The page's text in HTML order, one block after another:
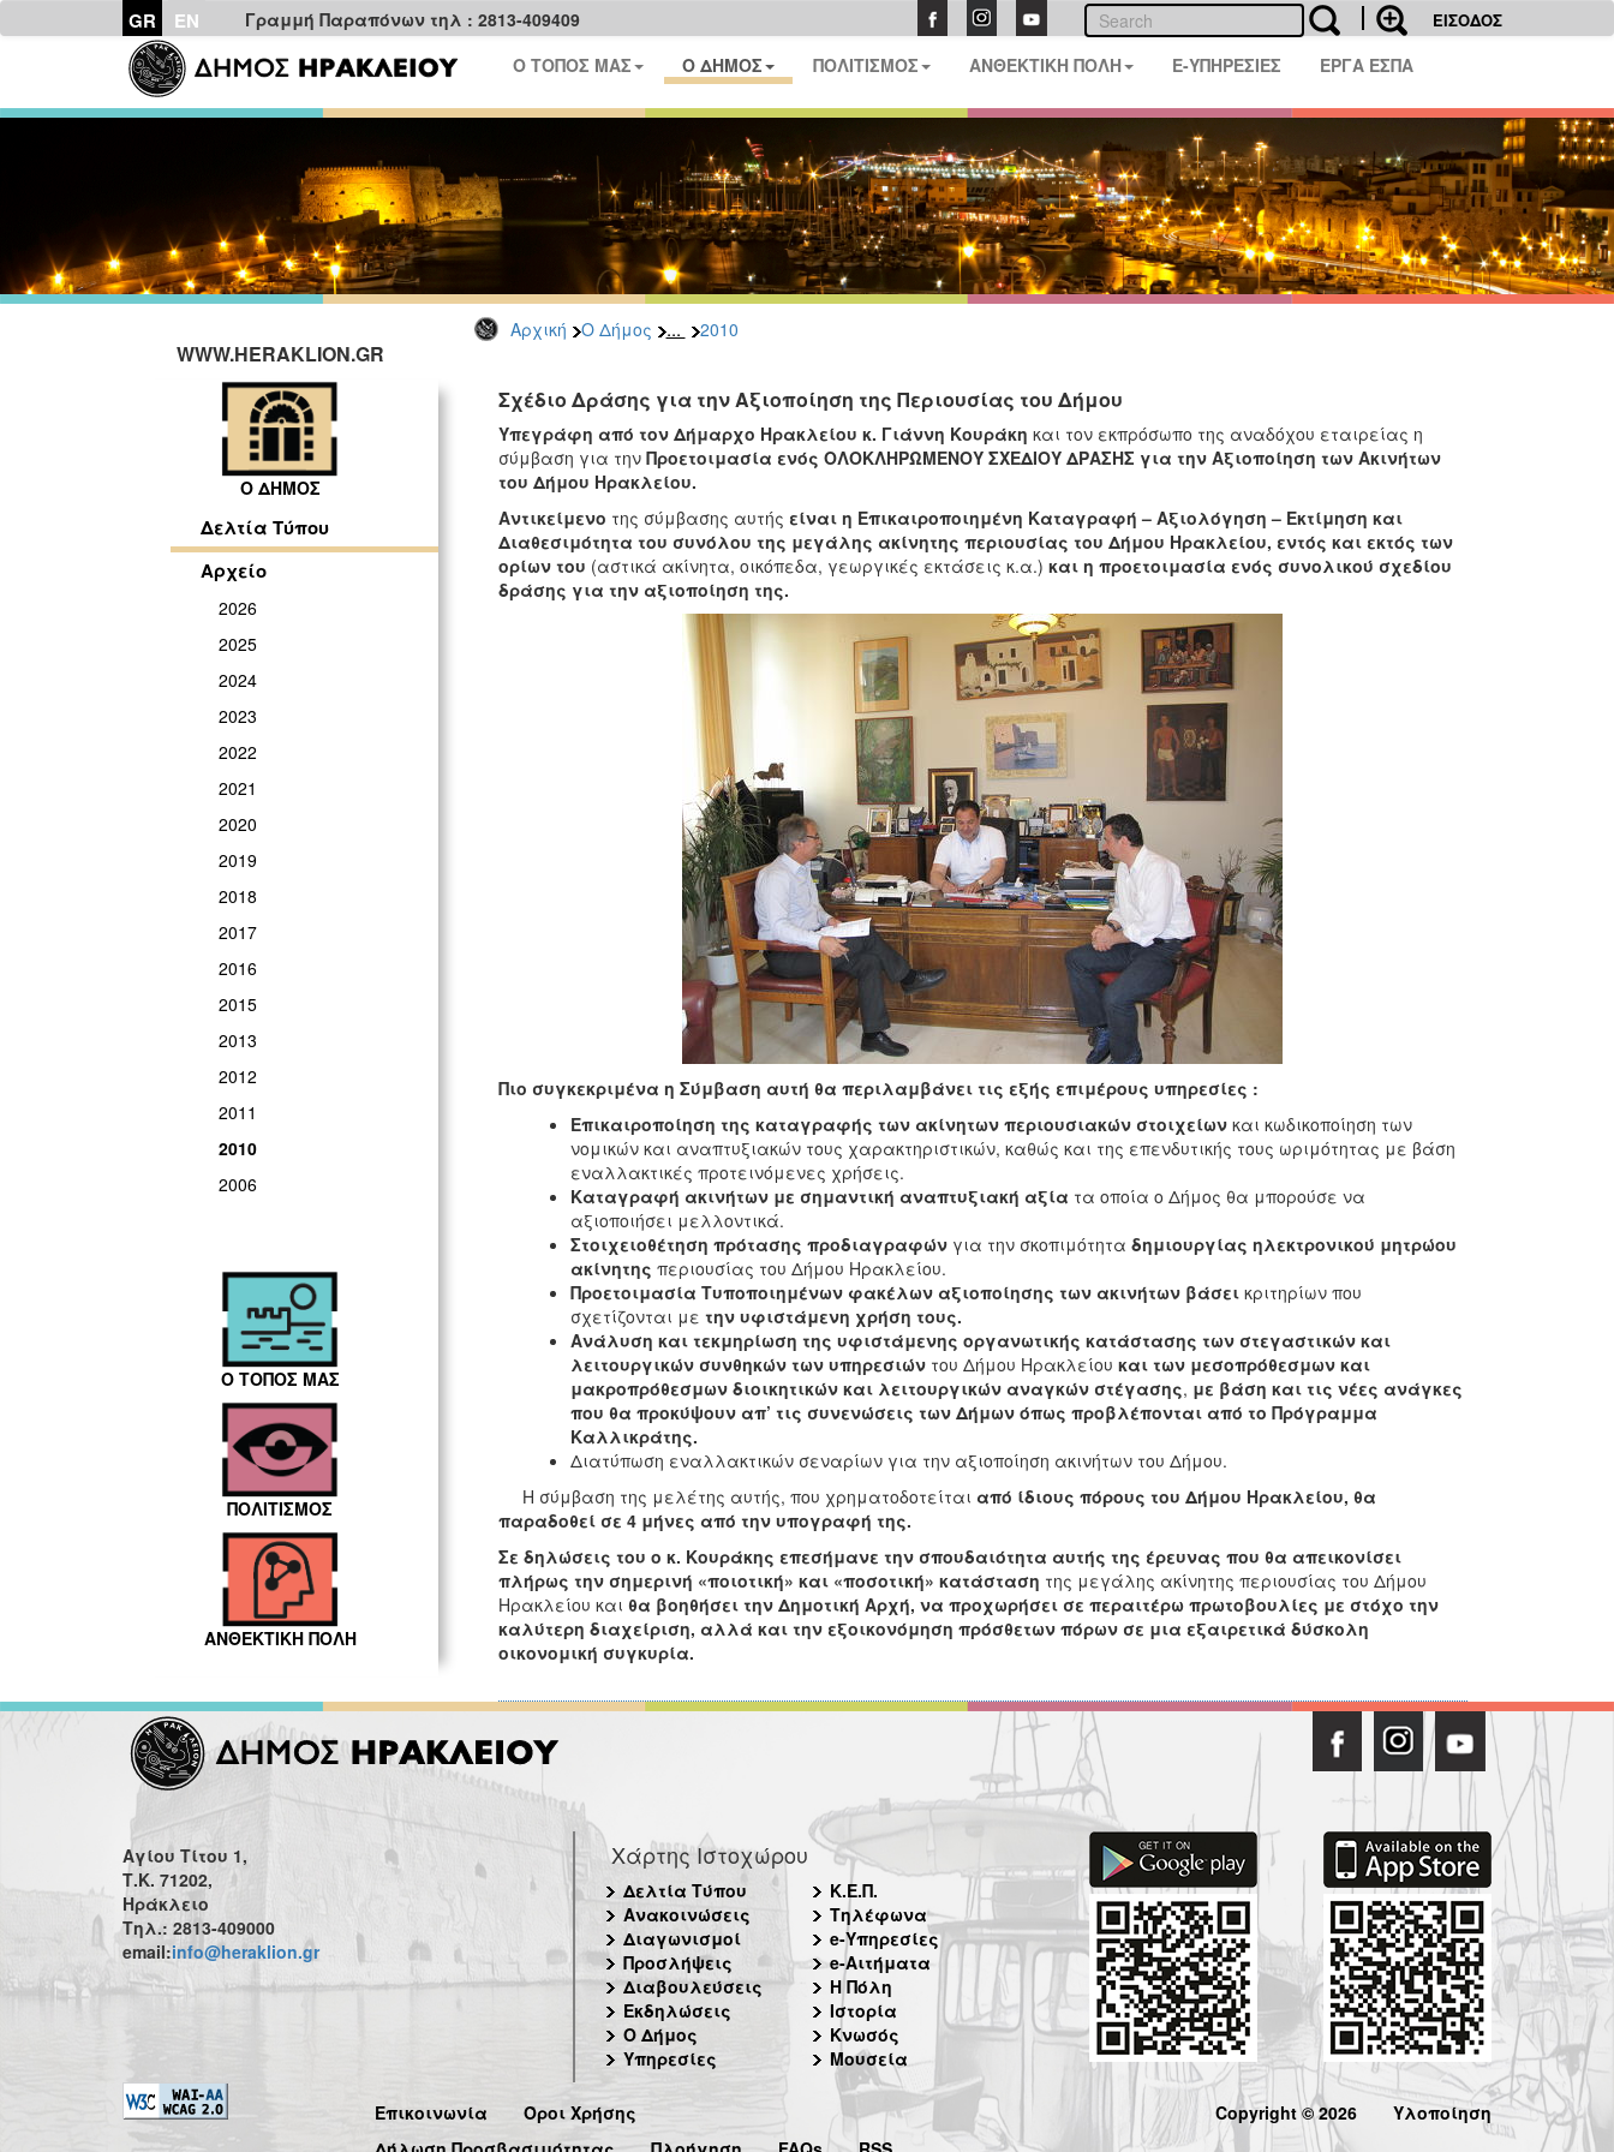
GR EN Γραμμή Παραπόνων τηλ : 2813-409409 ΕΙΣΟΔΟΣ
Ο ΤΟΠΟΣ ΜΑΣ Ο ΔΗΜΟΣ ΠΟΛΙΤΙΣΜΟΣ ΑΝΘΕΚΤΙΚΗ ΠΟΛΗ E-ΥΠΗΡΕΣΙΕΣ ΕΡΓΑ ΕΣΠΑ
Αρχική Ο Δήμος ... 2010
WWW.HERAKLION.GR
Ο ΔΗΜΟΣ
Δελτία Τύπου
Αρχείο
2026
2025
2024
2023
2022
2021
2020
2019
2018
2017
2016
2015
2013
2012
2011
2010
2006
Ο ΤΟΠΟΣ ΜΑΣ
ΠΟΛΙΤΙΣΜΟΣ
ΑΝΘΕΚΤΙΚΗ ΠΟΛΗ
Σχέδιο Δράσης για την Αξιοποίηση της Περιουσίας του Δήμου
Υπεγράφη από τον Δήμαρχο Ηρακλείου κ. Γιάννη Κουράκη και τον εκπρόσωπο της αναδόχου εταιρείας η
σύμβαση για την Προετοιμασία ενός ΟΛΟΚΛΗΡΩΜΕΝΟΥ ΣΧΕΔΙΟΥ ΔΡΑΣΗΣ για την Αξιοποίηση των Ακινήτων
του Δήμου Ηρακλείου.
Αντικείμενο της σύμβασης αυτής είναι η Επικαιροποιημένη Καταγραφή – Αξιολόγηση – Εκτίμηση και
Διαθεσιμότητα του συνόλου της μεγάλης ακίνητης περιουσίας του Δήμου Ηρακλείου, εντός και εκτός των
ορίων του (αστικά ακίνητα, οικόπεδα, γεωργικές εκτάσεις κ.α.) και η προετοιμασία ενός συνολικού σχεδίου
δράσης για την αξιοποίηση της.
Πιο συγκεκριμένα η Σύμβαση αυτή θα περιλαμβάνει τις εξής επιμέρους υπηρεσίες :
Επικαιροποίηση της καταγραφής των ακίνητων περιουσιακών στοιχείωνκαι κωδικοποίηση των
νομικών και αναπτυξιακών τους χαρακτηριστικών, καθώς και της επενδυτικής τους ωριμότητας με βάση
εναλλακτικές προτεινόμενες χρήσεις.
Καταγραφή ακινήτων με σημαντική αναπτυξιακή αξία τα οποία ο Δήμος θα μπορούσε να
αξιοποιήσει μελλοντικά.
Στοιχειοθέτηση πρότασης προδιαγραφώνγια την σκοπιμότητα δημιουργίας ηλεκτρονικού μητρώου
ακίνητης περιουσίας του Δήμου Ηρακλείου.
Προετοιμασία Τυποποιημένων φακέλων αξιοποίησης των ακινήτων βάσεικριτηρίων που
σχετίζονται με την υφιστάμενη χρήση τους.
Ανάλυση και τεκμηρίωση της υφιστάμενης οργανωτικής κατάστασης των στεγαστικών και
λειτουργικών συνθηκών των υπηρεσιώντου Δήμου Ηρακλείου και των μεσοπρόθεσμων και
μακροπρόθεσμων διοικητικών και λειτουργικών αναγκών στέγασης, με βάση και τις νέες ανάγκες
που θα προκύψουν απ’ τις συνενώσεις των Δήμων όπως προβλέπονται από το Πρόγραμμα
Καλλικράτης.
Διατύπωση εναλλακτικών σεναρίων για την αξιοποίηση ακινήτων του Δήμου.
Η σύμβαση της μελέτης αυτής, που χρηματοδοτείται από ίδιους πόρους του Δήμου Ηρακλείου, θα
παραδοθεί σε 4 μήνες από την υπογραφή της.
Σε δηλώσεις του ο κ. Κουράκης επεσήμανε την σπουδαιότητα αυτής της έρευνας που θα απεικονίσει
πλήρως την σημερινή «ποιοτική» και «ποσοτική» κατάσταση της μεγάλης ακίνητης περιουσίας του Δήμου
Ηρακλείου και θα βοηθήσει την Δημοτική Αρχή, να προχωρήσει σε περαιτέρω πρωτοβουλίες με στόχο την
καλύτερη διαχείριση, αλλά και την εξοικονόμηση πρόσθετων πόρων σε μια εξαιρετικά δύσκολη
οικονομική συγκυρία.
Αγίου Τίτου 1,
Τ.Κ. 71202,
Ηράκλειο
Τηλ.: 2813-409000
email:info@heraklion.gr
Χάρτης Ιστοχώρου
Δελτία Τύπου
Ανακοινώσεις
Διαγωνισμοί
Προσλήψεις
Διαβουλεύσεις
Εκδηλώσεις
Ο Δήμος
Υπηρεσίες
Κ.Ε.Π.
Τηλέφωνα
e-Υπηρεσίες
e-Αιτήματα
Η Πόλη
Ιστορία
Κνωσός
Μουσεία
Επικοινωνία
Όροι Χρήσης
Copyright © 2026 Υλοποίηση